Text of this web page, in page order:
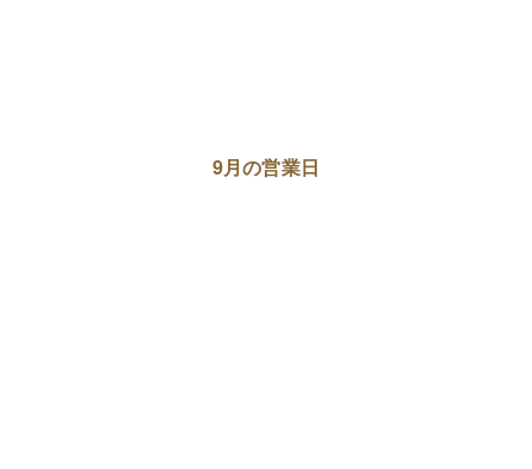
9月の営業日